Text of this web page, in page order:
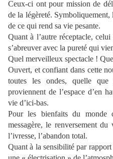
Ceux-ci ont pour mission de
de la légèreté. Symboliquement,
de ce qui rend sa vie pesante.
Quant à l’autre réceptacle,
s’abreuver avec la pureté qui
Quel merveilleux spectacle !
Ouvert, et confiant dans cette
toutes les ondes, quelle que
proviennent de l’espace d’en
vie d’ici-bas.
Pour les bienfaits du
messagère, le renversement
l’ivresse, l’abandon total.
Quant à la sensibilité par